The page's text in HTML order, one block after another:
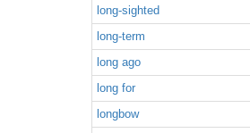
long-sighted
long-term
long ago
long for
longbow